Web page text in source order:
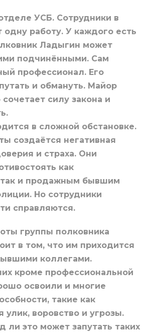
УСБ. Сотрудники в
работу. У каждого есть
Ладыгин может
подчинёнными. Сам
профессионал. Его
и обмануть. Майор
силу закона и
в сложной обстановке.
создаётся негативная
и страха. Они
как
так и продажным бывшим
Но сотрудники
справляются.
группы полковника
в том, что им приходится
коллегами.
кроме профессиональной
освоили и многие
такие как
улик, воровство и угрозы.
ли это может запутать таких